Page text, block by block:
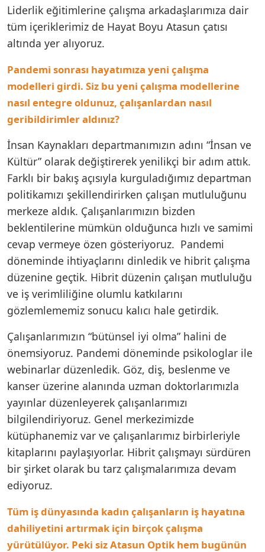
Liderlik eğitimlerine çalışma arkadaşlarımıza dair
tüm içeriklerimiz de Hayat Boyu Atasun çatısı
altında yer alıyoruz.
Pandemi sonrası hayatımıza yeni çalışma
modelleri girdi. Siz bu yeni çalışma modellerine
nasıl entegre oldunuz, çalışanlardan nasıl
geribildirimler aldınız?
İnsan Kaynakları departmanımızın adını “İnsan ve
Kültür” olarak değiştirerek yenilikçi bir adım attık.
Farklı bir bakış açısıyla kurguladığımız departman
politikamızı şekillendirirken çalışan mutluluğunu
merkeze aldık. Çalışanlarımızın bizden
beklentilerine mümkün olduğunca hızlı ve samimi
cevap vermeye özen gösteriyoruz. Pandemi
döneminde ihtiyaçlarını dinledik ve hibrit çalışma
düzenine geçtik. Hibrit düzenin çalışan mutluluğu
ve iş verimliliğine olumlu katkılarını
gözlemlememiz sonucu kalıcı hale getirdik.
Çalışanlarımızın “bütünsel iyi olma” halini de
önemsiyoruz. Pandemi döneminde psikologlar ile
webinarlar düzenledik. Göz, diş, beslenme ve
kanser üzerine alanında uzman doktorlarımızla
yayınlar düzenleyerek çalışanlarımızı
bilgilendiriyoruz. Genel merkezimizde
kütüphanemiz var ve çalışanlarımız birbirleriyle
kitaplarını paylaşıyorlar. Hibrit çalışmayı sürdüren
bir şirket olarak bu tarz çalışmalarımıza devam
ediyoruz.
Tüm iş dünyasında kadın çalışanların iş hayatına
dahiliyetini artırmak için birçok çalışma
yürütülüyor. Peki siz Atasun Optik hem bugünün